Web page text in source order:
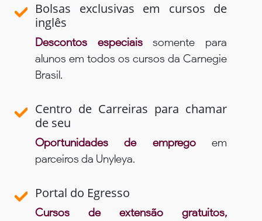
Bolsas exclusivas em cursos de
inglês
Descontos especiaissomente para
alunos em todos os cursos da Carnegie
Brasil.
Centro de Carreiras para chamar
de seu
Oportunidades de empregoem
parceiros da Unyleya.
Portal do Egresso
Cursos de extensão gratuitos,